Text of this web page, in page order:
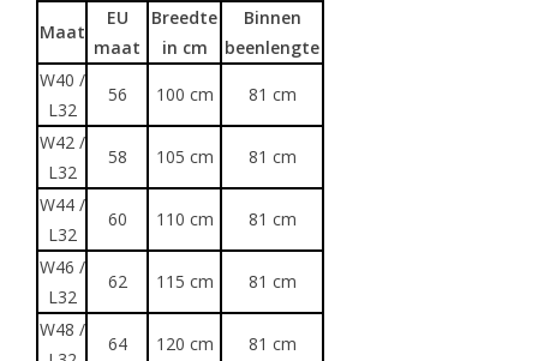
Maat
EU
maat
Breedte
in cm
Binnen
beenlengte
W40 /
L32
56 100 cm 81 cm
W42 /
L32
58 105 cm 81 cm
W44 /
L32
60 110 cm 81 cm
W46 /
L32
62 115 cm 81 cm
W48 /
64 120 cm 81 cm